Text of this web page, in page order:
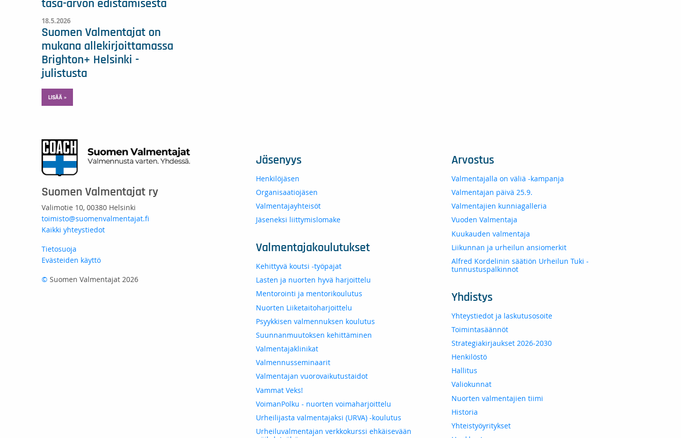
tasa-arvon edistämisestä
18.5.2026
Suomen Valmentajat on
mukana allekirjoittamassa
Brighton+ Helsinki -
julistusta
LISÄÄ »
Suomen Valmentajat ry
Valimotie 10, 00380 Helsinki
toimisto@suomenvalmentajat.fi
Kaikki yhteystiedot
Tietosuoja
Evästeiden käyttö
© Suomen Valmentajat 2026
Jäsenyys
Henkilöjäsen
Organisaatiojäsen
Valmentajayhteisöt
Jäseneksi liittymislomake
Valmentajakoulutukset
Kehittyvä koutsi -työpajat
Lasten ja nuorten hyvä harjoittelu
Mentorointi ja mentorikoulutus
Nuorten Liiketaitoharjoittelu
Psyykkisen valmennuksen koulutus
Suunnanmuutoksen kehittäminen
Valmentajaklinikat
Valmennusseminaarit
Valmentajan vuorovaikutustaidot
Vammat Veks!
VoimanPolku - nuorten voimaharjoittelu
Urheilijasta valmentajaksi (URVA) -koulutus
Urheiluvalmentajan verkkokurssi ehkäisevään
Arvostus
Valmentajalla on väliä -kampanja
Valmentajan päivä 25.9.
Valmentajien kunniagalleria
Vuoden Valmentaja
Kuukauden valmentaja
Liikunnan ja urheilun ansiomerkit
Alfred Kordelinin säätiön Urheilun Tuki -
tunnustuspalkinnot
Yhdistys
Yhteystiedot ja laskutusosoite
Toimintasäännöt
Strategiakirjaukset 2026-2030
Henkilöstö
Hallitus
Valiokunnat
Nuorten valmentajien tiimi
Historia
Yhteistyöyritykset